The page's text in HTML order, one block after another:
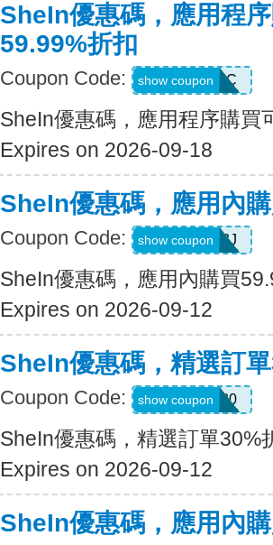
SheIn優惠碼，應用程
59.99%折扣
Coupon Code: MTFK4CC
show coupon
SheIn優惠碼，應用程序購買
Expires on 2026-09-18
SheIn優惠碼，應用內
Coupon Code: VJTWP3J
show coupon
SheIn優惠碼，應用內購買
Expires on 2026-09-12
SheIn優惠碼，精選訂
Coupon Code: AFFCOS30
show coupon
SheIn優惠碼，精選訂單30%
Expires on 2026-09-12
SheIn優惠碼，應用內